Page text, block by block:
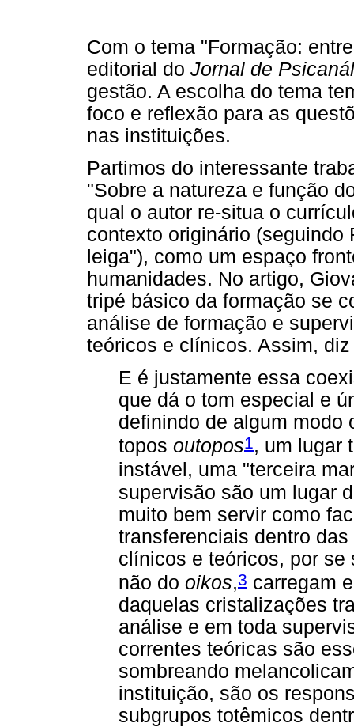
Com o tema "Formação:
editorial do Jornal de
gestão. A escolha do tema
foco e reflexão para as
nas instituições.
Partimos do interessante
"Sobre a natureza e função
qual o autor re-situa o
contexto originário (seguindo
leiga"), como um espaço
humanidades. No artigo,
tripé básico da formação se
análise de formação e
teóricos e clínicos. Assim,
E é justamente essa
que dá o tom especial e
definindo de algum modo
topos outopos1, um lugar
instável, uma "terceira
supervisão são um lugar
muito bem servir como
transferenciais dentro
clínicos e teóricos, por
não do oikos,3 carregam
daquelas cristalizações
análise e em toda
correntes teóricas são
sombreando
instituição, são os
subgrupos totêmicos